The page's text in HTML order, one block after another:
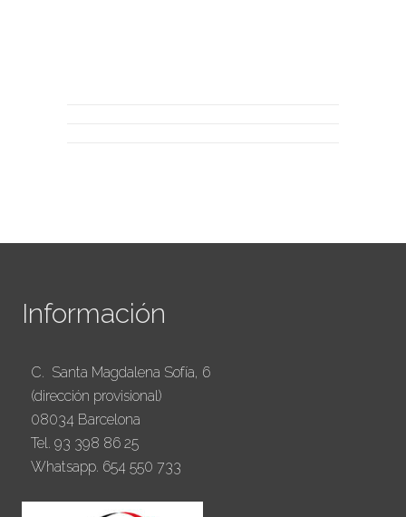
Información
C. Santa Magdalena Sofía, 6
(dirección provisional)
08034 Barcelona
Tel. 93 398 86 25
Whatsapp. 654 550 733